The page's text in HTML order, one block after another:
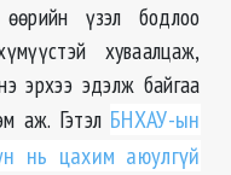
үзэл бодлоо
хуваалцаж,
эрхээ эдэлж байгаа
аж. Гэтэл БНХАУ-ын
нь цахим аюулгүй